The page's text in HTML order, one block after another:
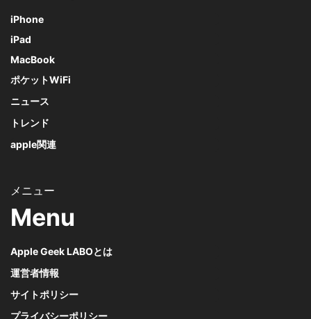
iPhone
iPad
MacBook
ポケットWiFi
ニュース
トレンド
apple関連
Menu
Apple Geek LABOとは
運営者情報
サイトポリシー
プライバシーポリシー